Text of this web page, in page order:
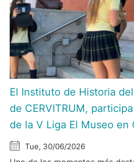
El Instituto de Historia
de CERVITRUM,
de la V Liga El Museo en
Tue, 30/06/2026